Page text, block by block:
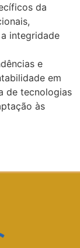
da
integridade
e
em
de tecnologias
às